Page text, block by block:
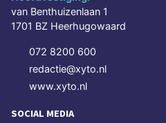
van Benthuizenlaan 1
1701 BZ Heerhugowaard
072 8200 600
redactie@xyto.nl
www.xyto.nl
SOCIAL MEDIA